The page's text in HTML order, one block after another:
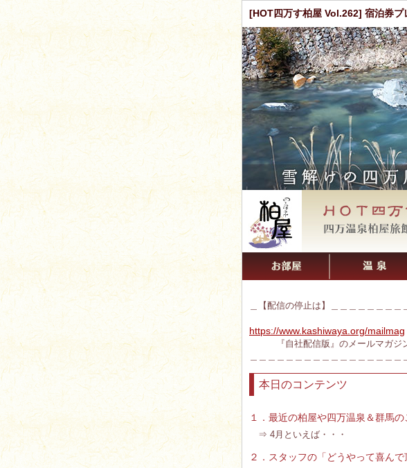
[HOT四万す柏屋 Vol.262] 宿泊券
＿【配信の停止は】＿＿＿＿＿＿＿＿
https://www.kashiwaya.org/mailmag
『自社配信版』のメールマガジ
本日のコンテンツ
１．最近の柏屋や四万温泉＆群馬の
⇒ 4月といえば・・・
２．スタッフの「どうやって喜ん